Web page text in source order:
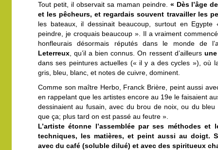
Tout petit, il observait sa maman peindre. « Dès l’âge
et les pêcheurs, et regardais souvent travailler les
les bateaux, il dessinait beaucoup, surtout en
peindre, je croquais beaucoup ». Il a vraiment
honfleurais désormais réputés dans le monde de
Leterreux , qu’il a bien connus. On ressent d’ailleurs
dans ses peintures actuelles (« il y a des cycles »), où
gris, bleu, blanc, et notes de cuivre, dominent.
Comme son maître Herbo, Franck Brière, peint aussi
en rappelant que les artistes encore au 19e le faisaient
dessinaient au fusain, avec du brou de noix, ou du bleu
que ça; plus tard on est passé au feutre ».
L’artiste étonne l’assemblée par ses méthodes
techniques, les matières, et peint aussi au doigt.
avec du café (soluble dilué) et avec des spiritueux